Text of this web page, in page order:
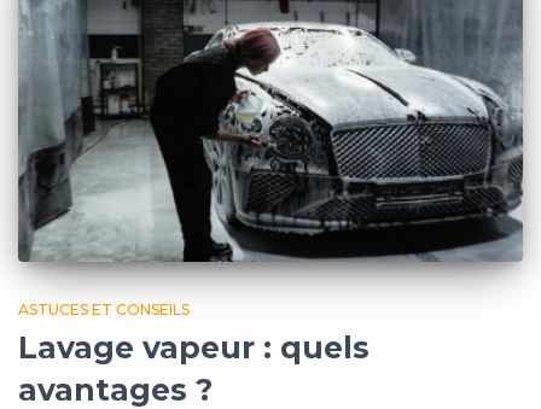
ASTUCES ET CONSEILS
Lavage vapeur : quels
avantages ?